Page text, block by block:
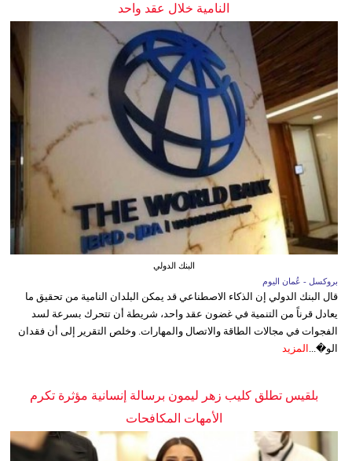
النامية خلال عقد واحد
البنك الدولي
بروكسل - عُمان اليوم
قال البنك الدولي إن الذكاء الاصطناعي قد يمكن البلدان النامية من تحقيق ما
يعادل قرناً من التنمية في غضون عقد واحد، شريطة أن تتحرك بسرعة لسد
الفجوات في مجالات الطاقة والاتصال والمهارات. وخلص التقرير إلى أن فقدان
الو�... المزيد
بلقيس تطلق كليب زهر ليمون برسالة إنسانية مؤثرة تكرم
الأمهات المكافحات